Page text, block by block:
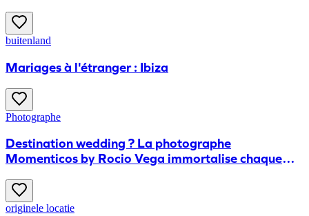
buitenland
Mariages à l'étranger : Ibiza
Photographe
Destination wedding ? La photographe
Momenticos by Rocio Vega immortalise chaque
originele locatie